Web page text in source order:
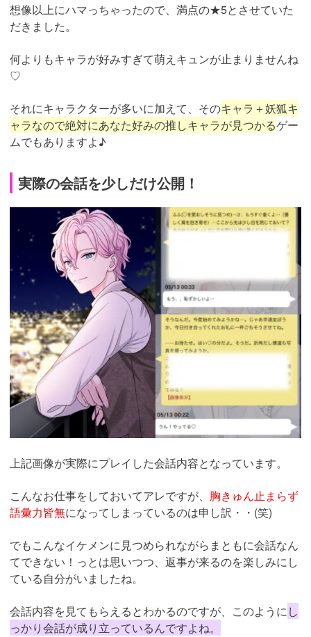
想像以上にハマっちゃったので、満点の★5とさせていた
だきました。
何よりもキャラが好みすぎて萌えキュンが止まりませんね
♡
それにキャラクターが多いに加えて、そのキャラ＋妖狐キ
ャラなので絶対にあなた好みの推しキャラが見つかるゲー
ムでもありますよ♪
実際の会話を少しだけ公開！
上記画像が実際にプレイした会話内容となっています。
こんなお仕事をしておいてアレですが、 胸きゅん止まらず
語彙力皆無になってしまっているのは申し訳・・(笑)
でもこんなイケメンに見つめられながらまともに会話なん
てできない！っとは思いつつ、返事が来るのを楽しみにし
ている自分がいましたね。
会話内容を見てもらえるとわかるのですが、このようにし
っかり会話が成り立っているんですよね。